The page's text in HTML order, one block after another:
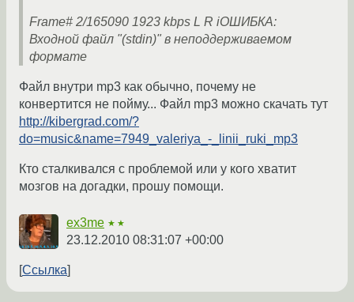
Frame# 2/165090 1923 kbps L R iОШИБКА:
Входной файл "(stdin)" в неподдерживаемом
формате
Файл внутри mp3 как обычно, почему не
конвертится не пойму... Файл mp3 можно скачать тут
http://kibergrad.com/?
do=music&name=7949_valeriya_-_linii_ruki_mp3
Кто сталкивался с проблемой или у кого хватит
мозгов на догадки, прошу помощи.
ex3me ★★
23.12.2010 08:31:07 +00:00
Ссылка